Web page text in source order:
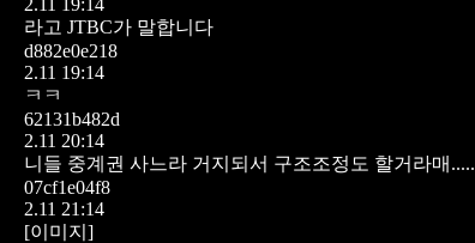
라고 JTBC가 말합니다
d882e0e218
2.11 19:14
ㅋㅋ
62131b482d
2.11 20:14
니들 중계권 사느라 거지되서 구조조정도 할거라매.....
07cf1e04f8
2.11 21:14
[이미지]